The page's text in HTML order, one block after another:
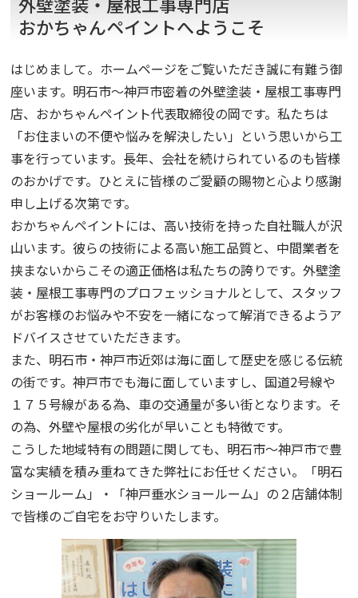
おかちゃんペイントへようこそ
はじめまして。ホームページをご覧いただき誠に有難う御
座います。明石市～神戸市密着の外壁塗装・屋根工事専門
店、おかちゃんペイント代表取締役の岡です。私たちは
「お住まいの不便や悩みを解決したい」という思いから工
事を行っています。長年、会社を続けられているのも皆様
のおかげです。ひとえに皆様のご愛顧の賜物と心より感謝
申し上げる次第です。
おかちゃんペイントには、高い技術を持った自社職人が沢
山います。彼らの技術による高い施工品質と、中間業者を
挟まないからこその適正価格は私たちの誇りです。外壁塗
装・屋根工事専門のプロフェッショナルとして、スタッフ
がお客様のお悩みや不安を一緒になって解消できるようア
ドバイスさせていただきます。
また、明石市・神戸市近郊は海に面して歴史を感じる伝統
の街です。神戸市でも海に面していますし、国道2号線や
１７５号線がある為、車の交通量が多い街となります。そ
の為、外壁や屋根の劣化が早いことも特徴です。
こうした地域特有の問題に関しても、明石市～神戸市で豊
富な実績を積み重ねてきた弊社にお任せください。「明石
ショールーム」・「神戸垂水ショールーム」の２店舗体制
で皆様のご自宅をお守りいたします。